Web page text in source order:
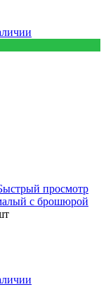
просмотр
с брошюрой